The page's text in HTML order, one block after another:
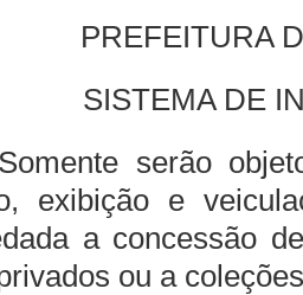
PREFEITURA
SISTEMA DE
serão
exibição e
a concessão
ou a